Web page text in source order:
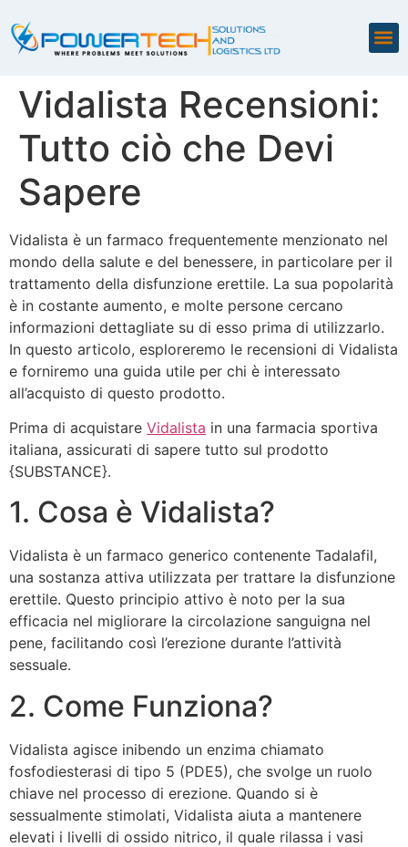
Vidalista Recensioni:
Tutto ciò che Devi
Sapere
Vidalista è un farmaco frequentemente menzionato nel
mondo della salute e del benessere, in particolare per il
trattamento della disfunzione erettile. La sua popolarità
è in costante aumento, e molte persone cercano
informazioni dettagliate su di esso prima di utilizzarlo.
In questo articolo, esploreremo le recensioni di Vidalista
e forniremo una guida utile per chi è interessato
all’acquisto di questo prodotto.
Prima di acquistare Vidalista in una farmacia sportiva
italiana, assicurati di sapere tutto sul prodotto
{SUBSTANCE}.
1. Cosa è Vidalista?
Vidalista è un farmaco generico contenente Tadalafil,
una sostanza attiva utilizzata per trattare la disfunzione
erettile. Questo principio attivo è noto per la sua
efficacia nel migliorare la circolazione sanguigna nel
pene, facilitando così l’erezione durante l’attività
sessuale.
2. Come Funziona?
Vidalista agisce inibendo un enzima chiamato
fosfodiesterasi di tipo 5 (PDE5), che svolge un ruolo
chiave nel processo di erezione. Quando si è
sessualmente stimolati, Vidalista aiuta a mantenere
elevati i livelli di ossido nitrico, il quale rilassa i vasi